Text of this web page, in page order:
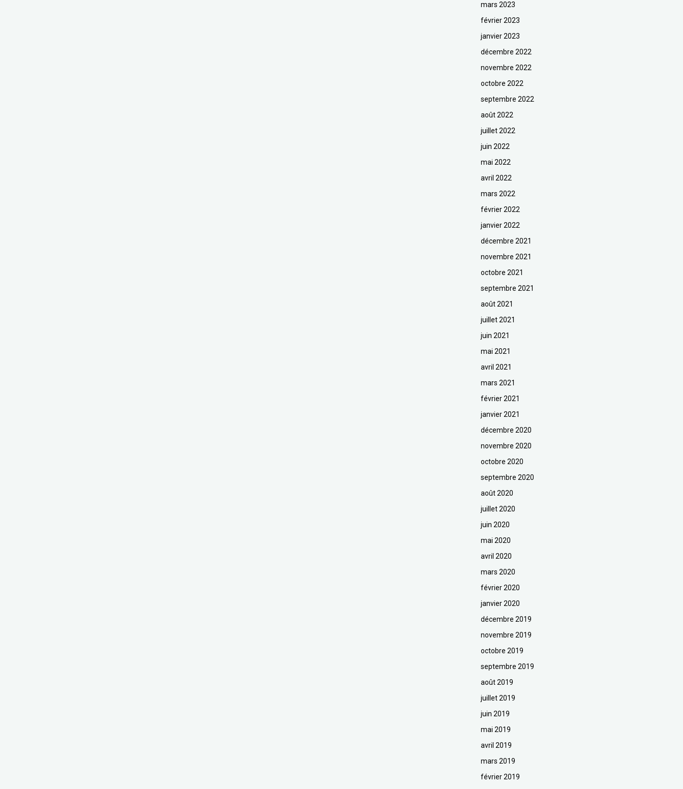
mars 2023
février 2023
janvier 2023
décembre 2022
novembre 2022
octobre 2022
septembre 2022
août 2022
juillet 2022
juin 2022
mai 2022
avril 2022
mars 2022
février 2022
janvier 2022
décembre 2021
novembre 2021
octobre 2021
septembre 2021
août 2021
juillet 2021
juin 2021
mai 2021
avril 2021
mars 2021
février 2021
janvier 2021
décembre 2020
novembre 2020
octobre 2020
septembre 2020
août 2020
juillet 2020
juin 2020
mai 2020
avril 2020
mars 2020
février 2020
janvier 2020
décembre 2019
novembre 2019
octobre 2019
septembre 2019
août 2019
juillet 2019
juin 2019
mai 2019
avril 2019
mars 2019
février 2019